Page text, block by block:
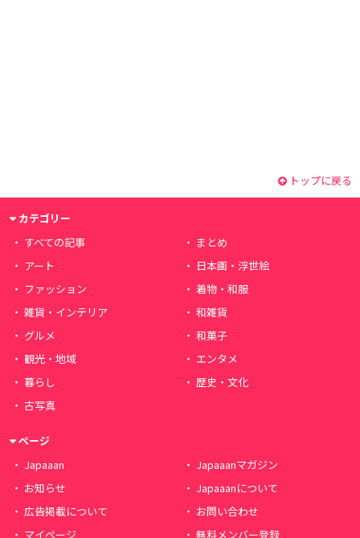
トップに戻る
カテゴリー
すべての記事
まとめ
アート
日本画・浮世絵
ファッション
着物・和服
雑貨・インテリア
和雑貨
グルメ
和菓子
観光・地域
エンタメ
暮らし
歴史・文化
古写真
ページ
Japaaan
Japaaanマガジン
お知らせ
Japaaanについて
広告掲載について
お問い合わせ
マイページ
無料メンバー登録